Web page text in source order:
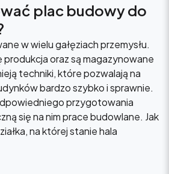
plac budowy do
w wielu gałęziach przemysłu.
produkcja oraz są magazynowane
techniki, które pozwalają na
bardzo szybko i sprawnie.
przygotowania
się na nim prace budowlane. Jak
na której stanie hala